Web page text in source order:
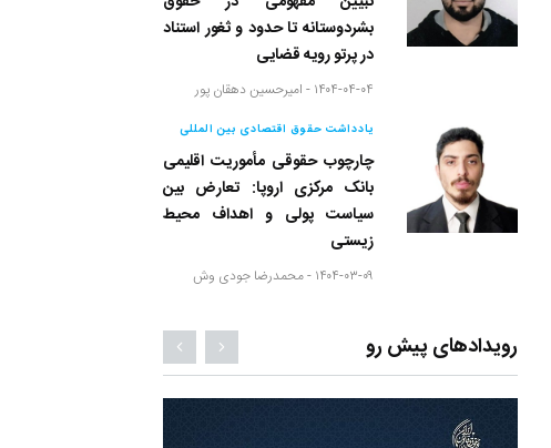
بشردوستانه تا حدود و ثغور استناد
در پرتو رویه قضایی
۱۴۰۴-۰۴-۰۴ - امیرحسین دهقان پور
یادداشت حقوق اقتصادی بین المللی
چارچوب حقوقی مأموریت اقلیمی
بانک مرکزی اروپا: تعارض بین
سیاست پولی و اهداف محیط
زیستی
۱۴۰۴-۰۳-۰۹ - محمدرضا جودی وش
رویدادهای پیش رو